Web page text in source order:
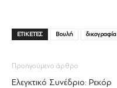
ΕΤΙΚΕΤΕΣ Βουλή δικογραφία
Προηγούμενο άρθρο
Ελεγκτικό Συνέδριο: Ρεκόρ